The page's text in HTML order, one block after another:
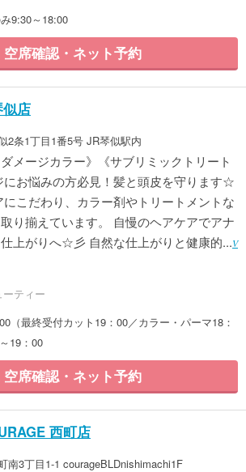
9:30～18:00
空席確認・ネット予約
店
2条1丁目1番5号 JR琴似駅内
メージカラー》《サブリミックトリート
にお悩みの方必見！髪と頭皮を守ります☆
にこだわり、カラー剤やトリートメントな
り揃えています。 自慢のヘアケアでアナ
上がりへ☆彡 自然な仕上がりと健康的...V
ティー
（最終受付カット19：00／カラー・パーマ18：
19：00
空席確認・ネット予約
西町店
南3丁目1-1 courageBLDnishimachi1F